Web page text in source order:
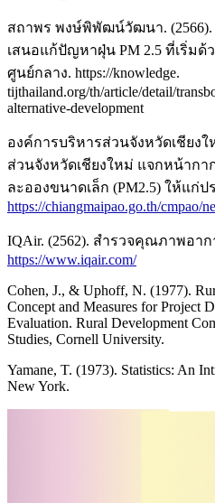
สถาพร พงษ์พิพัฒน์วัฒนา.
เสนอแก้ปัญหาฝุ่น PM 2.5 ที่เริ่มด้
ศูนย์กลาง. https://knowledge.
tijthailand.org/th/article/detail/
alternative-development
องค์การบริหารส่วนจังหวัดเชียงใ
ส่วนจังหวัดเชียงใหม่ แจกหน้ากา
ละอองขนาดเล็ก (PM2.5) ให้แก่ป
https://chiangmaipao.go.th/cmpao/
IQAir. (2562). สำรวจคุณภาพอา
https://www.iqair.com/
Cohen, J., & Uphoff, N. (1977).
Concept and Measures for Project
Evaluation. Rural Development
Studies, Cornell University.
Yamane, T. (1973). Statistics: An
New York.